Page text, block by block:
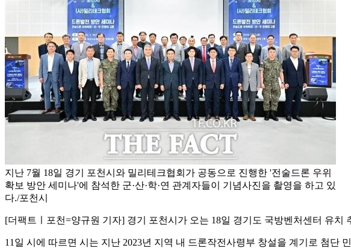
지난 7월 18일 경기 포천시와 밀리테크협회가 공동으로 진행한 '전술드론 우위
확보 방안 세미나'에 참석한 군·산·학·연 관계자들이 기념사진을 촬영을 하고 있
다./포천시
[더팩트ㅣ포천=양규원 기자] 경기 포천시가 오는 18일 경기도 국방벤처센터 유
11일 시에 따르면 시는 지난 2023년 지역 내 드론작전사령부 창설을 계기로 첨단